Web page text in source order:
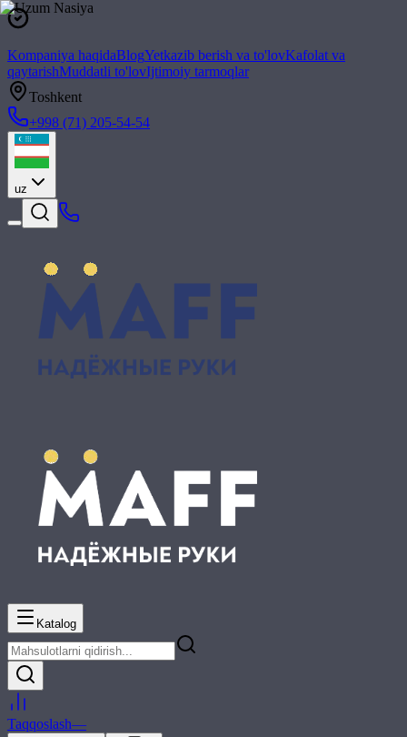
Kompaniya haqidaBlogYetkazib berish va to'lovKafolat va
qaytarishMuddatli to'lovIjtimoiy tarmoqlar
Toshkent
+998 (71) 205-54-54
uz
Katalog
Taqqoslash—